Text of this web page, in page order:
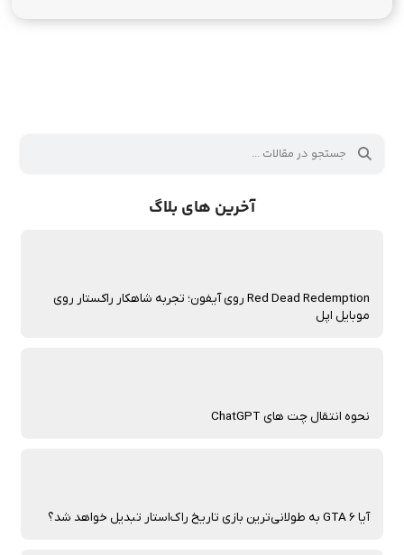
آخرین های بلاگ
Red Dead Redemption روی آیفون؛ تجربه شاهکار راکستار روی
موبایل اپل
نحوه انتقال چت‌ های ChatGPT
آیا GTA 6 به طولانی‌ترین بازی تاریخ راک‌استار تبدیل خواهد شد؟